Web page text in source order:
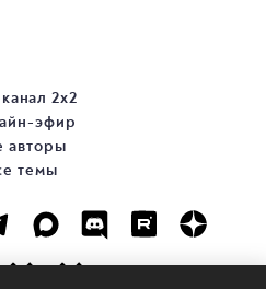
2х2
эфир
авторы
темы